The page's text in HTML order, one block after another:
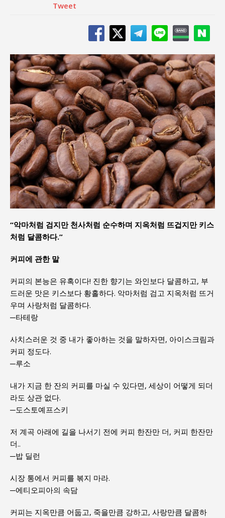
Tweet
“악마처럼 검지만 천사처럼 순수하며 지옥처럼 뜨겁지만 키스
처럼 달콤하다.”
커피에 관한 말
커피의 본능은 유혹이다! 진한 향기는 와인보다 달콤하고, 부
드러운 맛은 키스보다 황홀하다. 악마처럼 검고 지옥처럼 뜨거
우며 사랑처럼 달콤하다.
─타테랑
사치스러운 것 중 내가 좋아하는 것을 말하자면, 아이스크림과
커피 정도다.
─루소
내가 지금 한 잔의 커피를 마실 수 있다면, 세상이 어떻게 되더
라도 상관 없다.
─도스토예프스키
저 계곡 아래에 길을 나서기 전에 커피 한잔만 더, 커피 한잔만
더..
─밥 딜런
시장 통에서 커피를 볶지 마라.
─에티오피아의 속담
커피는 지옥만큼 어둡고, 죽을만큼 강하고, 사랑만큼 달콤하